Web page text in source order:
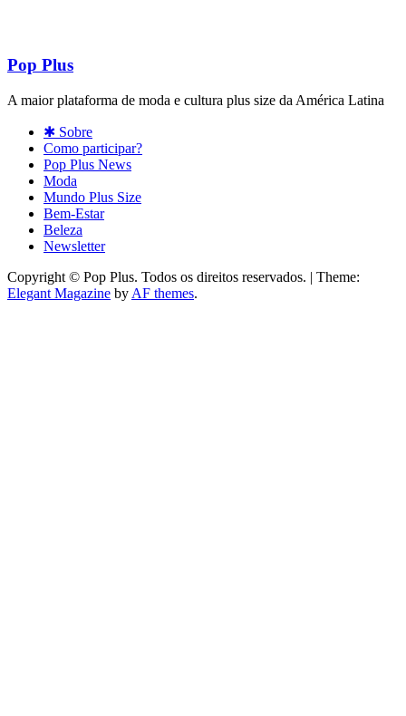
Pop Plus
A maior plataforma de moda e cultura plus size da América Latina
✱ Sobre
Como participar?
Pop Plus News
Moda
Mundo Plus Size
Bem-Estar
Beleza
Newsletter
Copyright © Pop Plus. Todos os direitos reservados. | Theme:
Elegant Magazine by AF themes.